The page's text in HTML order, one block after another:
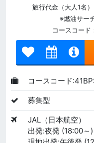
旅行代金（大人1名）
※燃油サー
コースコード
コースコード
募集型
JAL（日本航空）
出発:夜発 (18:00～)